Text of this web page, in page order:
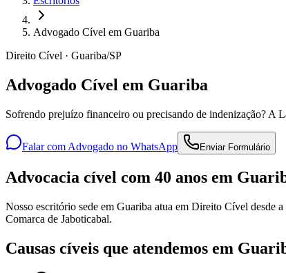
Advogado Cível em Guariba
Direito Cível · Guariba/SP
Advogado Cível em Guariba
Sofrendo prejuízo financeiro ou precisando de indenização? A
Falar com Advogado no WhatsApp Enviar Formulário
Advocacia cível com 40 anos em
Nosso escritório sede em Guariba atua em Direito Cível desde
Comarca de Jaboticabal.
Causas cíveis que atendemos em